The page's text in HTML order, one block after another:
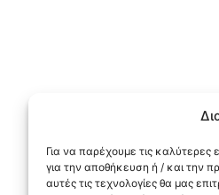
Για να παρέχουμε τις καλύτερες
για την αποθήκευση ή / και την
αυτές τις τεχνολογίες θα μας